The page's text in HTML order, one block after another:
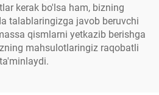
kerak bo'lsa ham, bizning
talablaringizga javob beruvchi
qismlarni yetkazib berishga
mahsulotlaringiz raqobatli